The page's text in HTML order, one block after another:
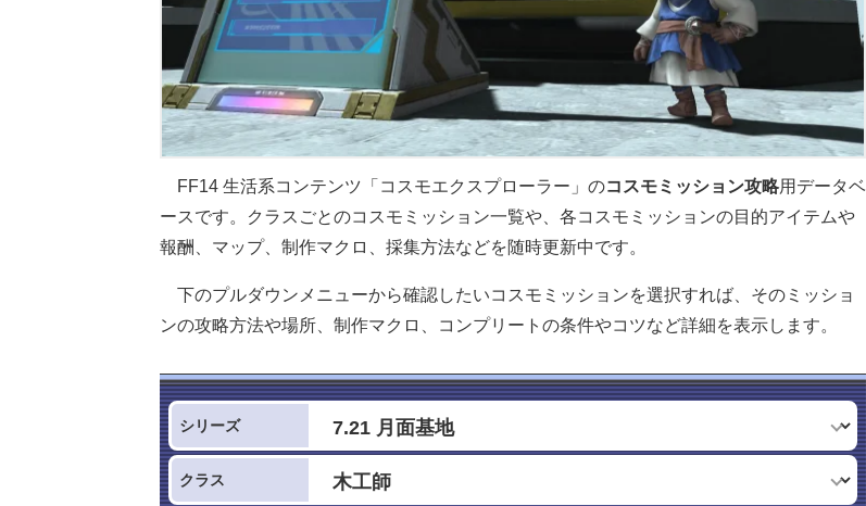
FF14 生活系コンテンツ「コスモエクスプローラー」のコスモミッション攻略用データベ
ースです。クラスごとのコスモミッション一覧や、各コスモミッションの目的アイテムや
報酬、マップ、制作マクロ、採集方法などを随時更新中です。
下のプルダウンメニューから確認したいコスモミッションを選択すれば、そのミッショ
ンの攻略方法や場所、制作マクロ、コンプリートの条件やコツなど詳細を表示します。
シリーズ
クラス